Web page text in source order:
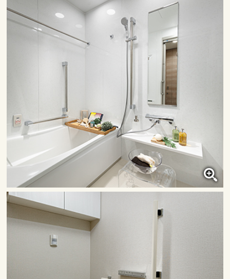
ご覧いただけます。
クリックすると大きな画像で
ご覧いただけます。